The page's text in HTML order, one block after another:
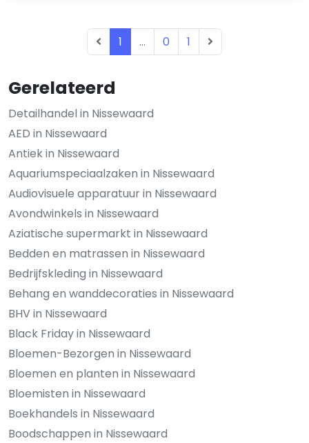
Gerelateerd
Detailhandel in Nissewaard
AED in Nissewaard
Antiek in Nissewaard
Aquariumspeciaalzaken in Nissewaard
Audiovisuele apparatuur in Nissewaard
Avondwinkels in Nissewaard
Aziatische supermarkt in Nissewaard
Bedden en matrassen in Nissewaard
Bedrijfskleding in Nissewaard
Behang en wanddecoraties in Nissewaard
BHV in Nissewaard
Black Friday in Nissewaard
Bloemen-Bezorgen in Nissewaard
Bloemen en planten in Nissewaard
Bloemisten in Nissewaard
Boekhandels in Nissewaard
Boodschappen in Nissewaard
1 ... 0 1